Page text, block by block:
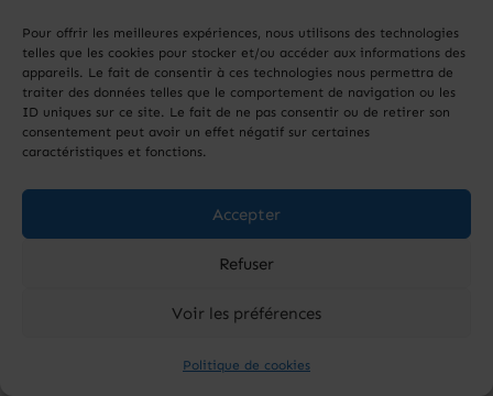
Pour offrir les meilleures expériences, nous utilisons des technologies
telles que les cookies pour stocker et/ou accéder aux informations des
appareils. Le fait de consentir à ces technologies nous permettra de
traiter des données telles que le comportement de navigation ou les
ID uniques sur ce site. Le fait de ne pas consentir ou de retirer son
consentement peut avoir un effet négatif sur certaines
caractéristiques et fonctions.
Accepter
Refuser
Voir les préférences
Politique de cookies
Marie-Line
C’est avec plaisir Laura !
Répondre à Marie-Line